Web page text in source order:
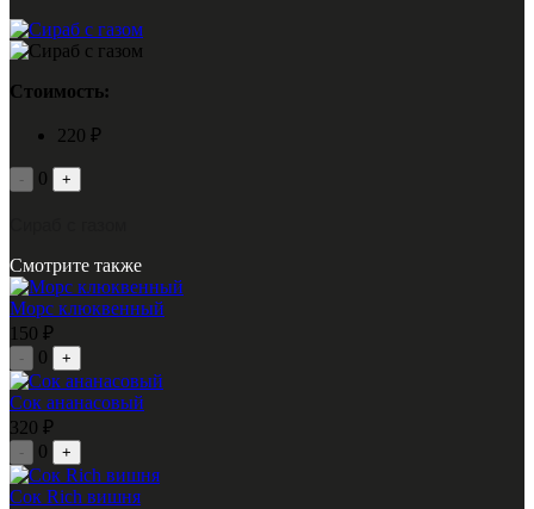
Стоимость:
220 ₽
- 0 +
Смотрите также
Морс клюквенный
150 ₽
- 0 +
Сок ананасовый
320 ₽
- 0 +
Сок Rich вишня